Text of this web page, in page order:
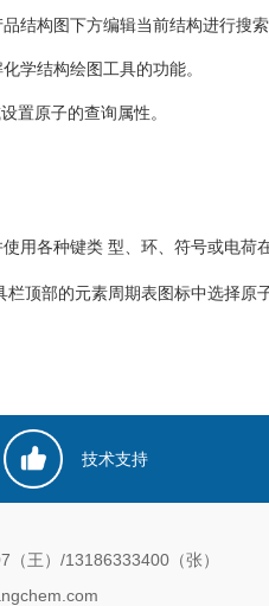
结构图下方编辑当前结构进行搜索
学结构绘图工具的功能。
置原子的查询属性。
用各种键类 型、环、符号或电荷
顶部的元素周期表图标中选择原子
技术支持
（王）/13186333400（张）